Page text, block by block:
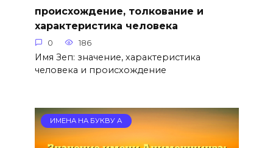
происхождение, толкование и
характеристика человека
0 186
Имя Зеп: значение, характеристика
человека и происхождение
ИМЕНА НА БУКВУ А